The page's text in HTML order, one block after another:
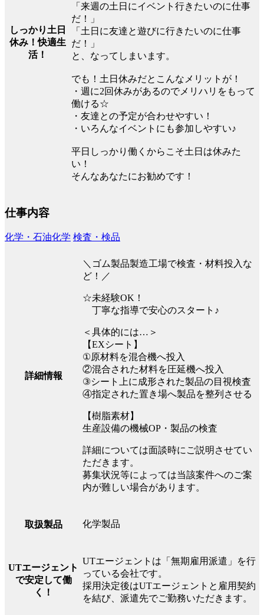
しっかり土日
休み！快適生
活！
「来週の土日にイベント行きたいのに仕事
だ！」
「土日に友達と遊びに行きたいのに仕事
だ！」
と、なってしまいます。
でも！土日休みだとこんなメリットが！
・週に2回休みがあるのでメリハリをもって
働ける☆
・友達との予定が合わせやすい！
・いろんなイベントにも参加しやすい♪
平日しっかり働くからこそ土日は休みた
い！
そんなあなたにお勧めです！
仕事内容
化学・石油化学 検査・検品
詳細情報
＼ゴム製品製造工場で検査・材料投入な
ど！／
☆未経験OK！
丁寧な指導で安心のスタート♪
＜具体的には…＞
【EXシート】
①原材料を混合機へ投入
②混合された材料を圧延機へ投入
③シート上に成形された製品の目視検査
④指定された置き場へ製品を整列させる
【樹脂素材】
生産設備の機械OP・製品の検査
詳細については面談時にご説明させてい
ただきます。
募集状況等によっては当該案件へのご案
内が難しい場合があります。
取扱製品 化学製品
UTエージェント
で安定して働
く！
UTエージェントは「無期雇用派遣」を行
っている会社です。
採用決定後はUTエージェントと雇用契約
を結び、派遣先でご勤務いただきます。